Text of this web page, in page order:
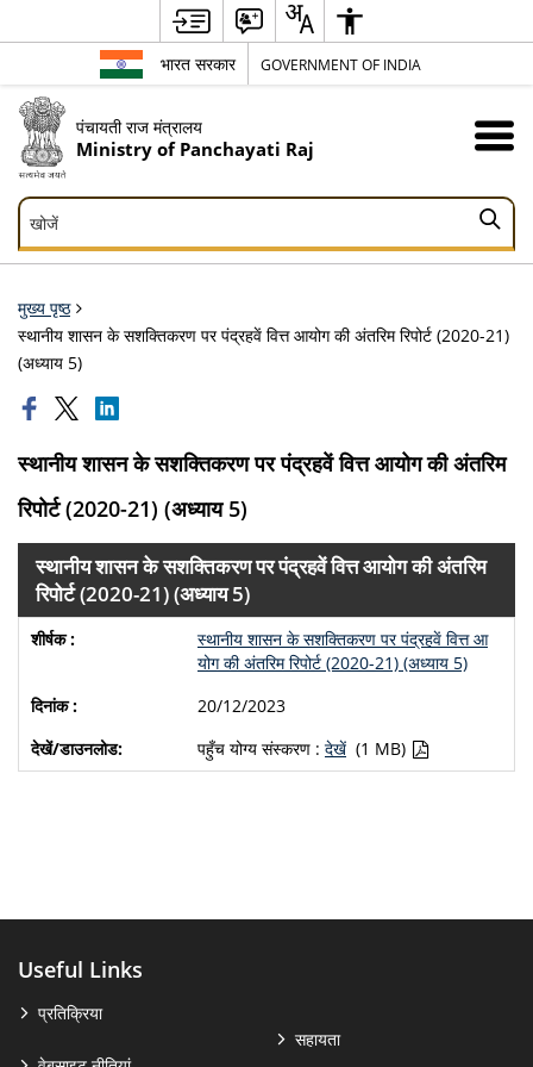
भारत सरकार GOVERNMENT OF INDIA
पंचायती राज मंत्रालय
Ministry of Panchayati Raj
खोजें
खोजें
मुख्य पृष्ठ
स्‍थानीय शासन के सशक्तिकरण पर पंद्रहवें वित्त आयोग की अंतरिम रिपोर्ट (2020-21)
(अध्‍याय 5)
स्‍थानीय शासन के सशक्तिकरण पर पंद्रहवें वित्त आयोग की अंतरिम
रिपोर्ट (2020-21) (अध्‍याय 5)
स्‍थानीय शासन के सशक्तिकरण पर पंद्रहवें वित्त आयोग की अंतरिम
रिपोर्ट (2020-21) (अध्‍याय 5)
स्‍थानीय शासन के सशक्तिकरण पर पंद्रहवें वित्त आ
योग की अंतरिम रिपोर्ट (2020-21) (अध्‍याय 5)
20/12/2023
पहुँच योग्य संस्करण : देखें (1 MB)
Useful Links
प्रतिक्रिया
सहायता